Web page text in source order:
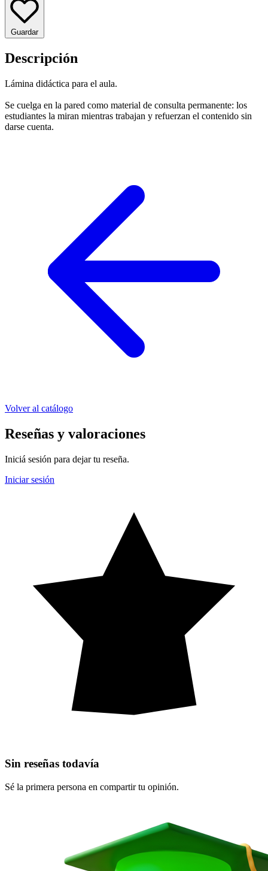
Guardar
Descripción
Lámina didáctica para el aula.
Se cuelga en la pared como material de consulta permanente: los
estudiantes la miran mientras trabajan y refuerzan el contenido sin
darse cuenta.
Volver al catálogo
Reseñas y valoraciones
Iniciá sesión para dejar tu reseña.
Iniciar sesión
Sin reseñas todavía
Sé la primera persona en compartir tu opinión.